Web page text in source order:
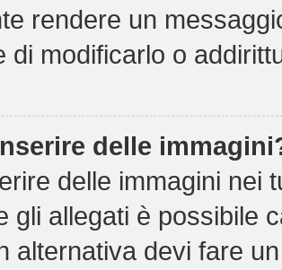
rendere un
di modificarlo o
delle
delle immagini nei
gli allegati è possibile
alternativa devi fare